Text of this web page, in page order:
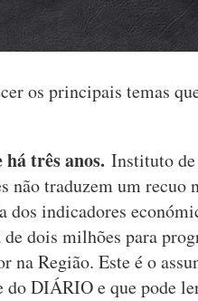
os principais temas
três anos. Instituto
não traduzem um recuo
indicadores
dois milhões para
na Região. Este é o
do DIÁRIO e que pode